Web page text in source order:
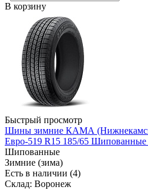
В корзину
Быстрый просмотр
Шины зимние КАМА
Евро-519 R15 185/65 Шипованные
Шипованные
Зимние (зима)
Есть в наличии (4)
Склад: Воронеж